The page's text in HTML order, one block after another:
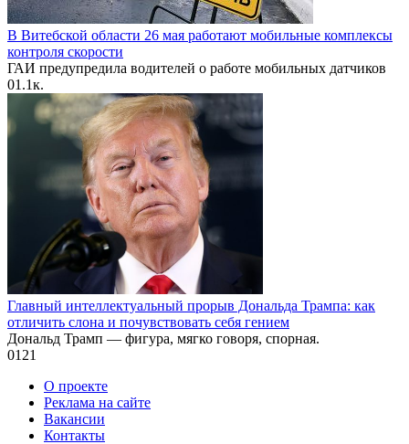
В Витебской области 26 мая работают мобильные комплексы
контроля скорости
ГАИ предупредила водителей о работе мобильных датчиков
01.1к.
Главный интеллектуальный прорыв Дональда Трампа: как
отличить слона и почувствовать себя гением
Дональд Трамп — фигура, мягко говоря, спорная.
0121
О проекте
Реклама на сайте
Вакансии
Контакты